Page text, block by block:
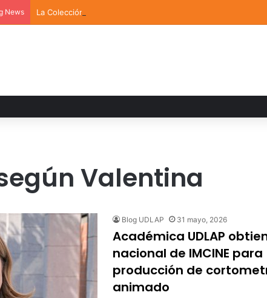
News La Colección de Arte UDLAP fortalece su acervo con
Valentina
Blog UDLAP 31 mayo, 2026
Académica UDLAP
nacional de IMCINE para
producción de
animado